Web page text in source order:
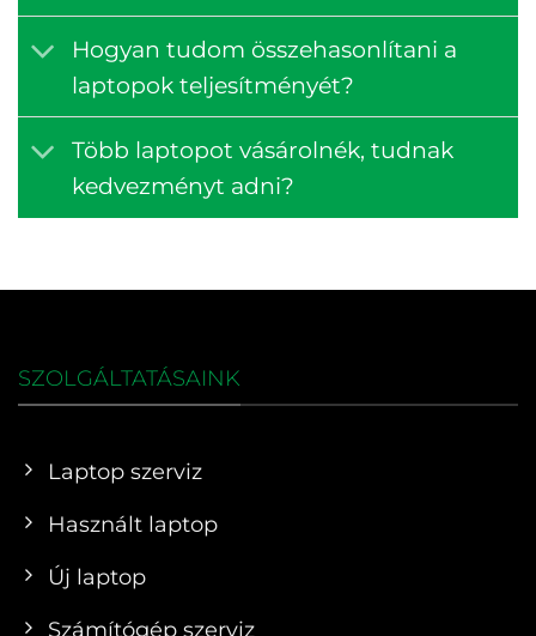
Hogyan tudom összehasonlítani a
laptopok teljesítményét?
Több laptopot vásárolnék, tudnak
kedvezményt adni?
SZOLGÁLTATÁSAINK
Laptop szerviz
Használt laptop
Új laptop
Számítógép szerviz